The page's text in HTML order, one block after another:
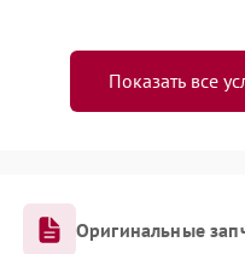
Показать все
Оригинальные